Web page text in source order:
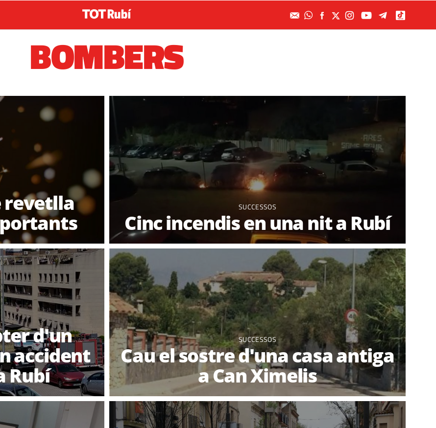
BOMBERS
revetlla SUCCESSOS
Cinc incendis en una nit a Rubí
d'un
accident
Rubí
SUCCESSOS
Cau el sostre d'una casa antiga
a Can Ximelis